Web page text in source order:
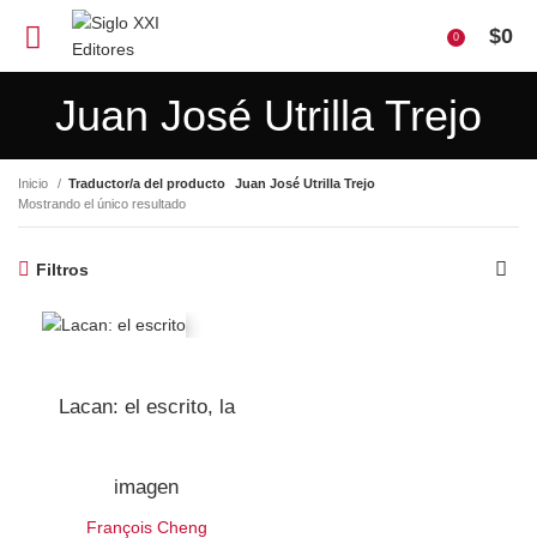
0 $0
Juan José Utrilla Trejo
Inicio Traductor/a del producto
Juan José Utrilla Trejo
Mostrando el único resultado
Filtros
Lacan: el escrito, la
imagen
François Cheng